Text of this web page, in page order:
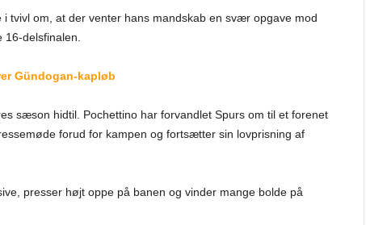
tvivl om, at der venter hans mandskab en svær opgave mod
delsfinalen.
Gündogan-kapløb
sæson hidtil. Pochettino har forvandlet Spurs om til et forenet
forud for kampen og fortsætter sin lovprisning af
presser højt oppe på banen og vinder mange bolde på